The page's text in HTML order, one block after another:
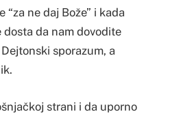
ne daj Bože” i kada
dosta da nam dovodite
sporazum, a
strani i da uporno